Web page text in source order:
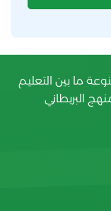
ما بين التعليم
البريطاني